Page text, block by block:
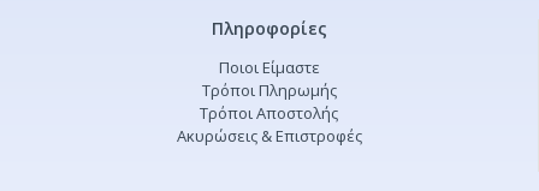
Πληροφορίες
Ποιοι Είμαστε
Τρόποι Πληρωμής
Τρόποι Αποστολής
Ακυρώσεις & Επιστροφές